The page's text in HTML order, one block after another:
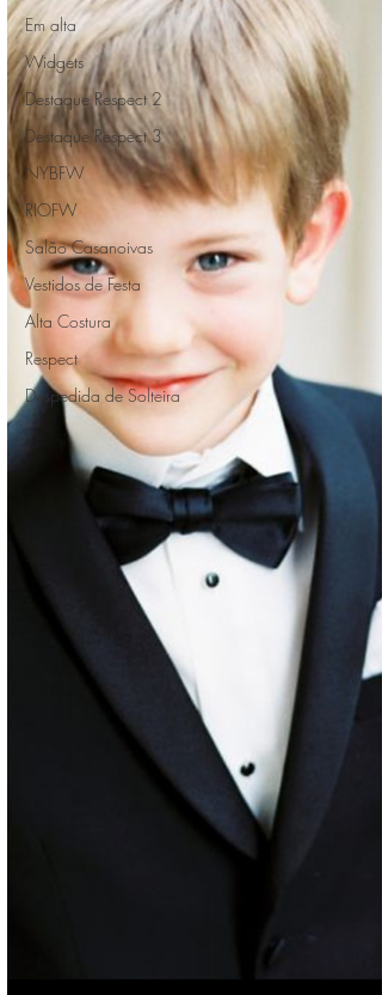
Em alta
Widgets
Destaque Respect 2
Destaque Respect 3
NYBFW
RIOFW
Salão Casanoivas
Vestidos de Festa
Alta Costura
Respect
Despedida de Solteira